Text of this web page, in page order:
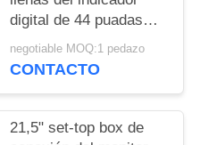
digital de 44 puadas
HD IPS para la reunión
de la oficina
negotiable MOQ:1 pedazo
CONTACTO
21,5" set-top box de